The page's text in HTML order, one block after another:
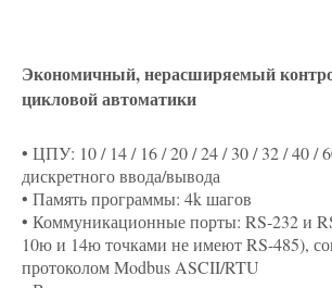
Экономичный, нерасширяемый
цикловой автоматики
• ЦПУ: 10 / 14 / 16 / 20 / 24 / 30 / 32 / 40 /
дискретного ввода/вывода
• Память программы: 4k шагов
• Коммуникационные порты: RS-232 и
10ю и 14ю точками не имеют RS-485),
протоколом Modbus ASCII/RTU